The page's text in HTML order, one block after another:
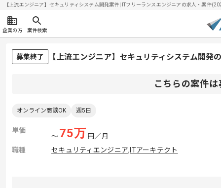
【上流エンジニア】セキュリティシステム開発案件| ITフリーランスエンジニアの求人・案件
企業の方 案件検索
募集終了 【上流エンジニア】セキュリティシステム開発
こちらの案件
オンライン商談OK 週5日
単価
〜75万 円／月
職種
セキュリティエンジニア, ITアーキテクト